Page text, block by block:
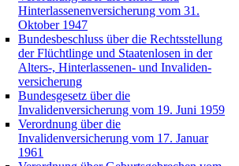
Hinterlassenenversicherung vom 31.
Oktober 1947
Bundesbeschluss über die Rechtsstellung
der Flüchtlinge und Staatenlosen in der
Alters-, Hinterlassenen- und Invaliden-
versicherung
Bundesgesetz über die
Invalidenversicherung vom 19. Juni 1959
Verordnung über die
Invalidenversicherung vom 17. Januar
1961